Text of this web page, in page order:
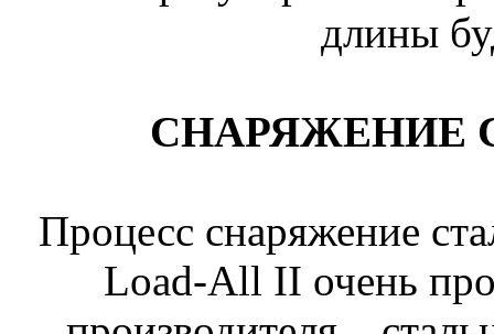
длины
СНАРЯЖЕНИЕ
Процесс снаряжение
Load-All II очень